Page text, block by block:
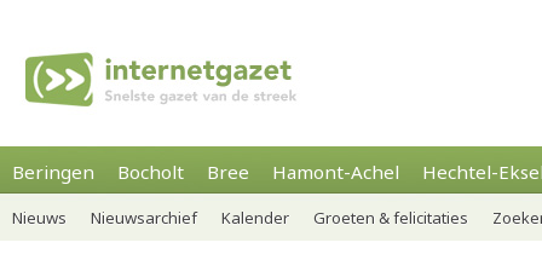
Beringen Bocholt Bree Hamont-Achel Hechtel-
Nieuws Nieuwsarchief Kalender Groeten & felicitaties